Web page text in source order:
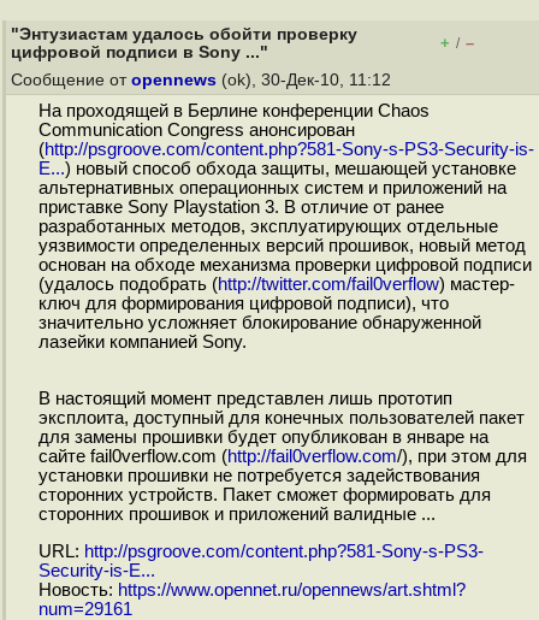
"Энтузиастам удалось обойти проверку
цифровой подписи в Sony ..."
+ / –
Сообщение от opennews (ok), 30-Дек-10, 11:12
На проходящей в Берлине конференции Chaos
Communication Congress анонсирован
(http://psgroove.com/content.php?581-Sony-s-PS3-Security-is-
E...) новый способ обхода защиты, мешающей установке
альтернативных операционных систем и приложений на
приставке Sony Playstation 3. В отличие от ранее
разработанных методов, эксплуатирующих отдельные
уязвимости определенных версий прошивок, новый метод
основан на обходе механизма проверки цифровой подписи
(удалось подобрать (http://twitter.com/fail0verflow) мастер-
ключ для формирования цифровой подписи), что
значительно усложняет блокирование обнаруженной
лазейки компанией Sony.
В настоящий момент представлен лишь прототип
эксплоита, доступный для конечных пользователей пакет
для замены прошивки будет опубликован в январе на
сайте fail0verflow.com (http://fail0verflow.com/), при этом для
установки прошивки не потребуется задействования
сторонних устройств. Пакет сможет формировать для
сторонних прошивок и приложений валидные ...
URL: http://psgroove.com/content.php?581-Sony-s-PS3-
Security-is-E...
Новость: https://www.opennet.ru/opennews/art.shtml?
num=29161